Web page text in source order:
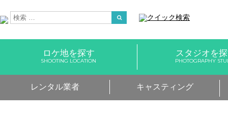
クイック検索
ロケ地を探す
SHOOTING LOCATION
スタジオを
PHOTOGRAPHY
レンタル業者 キャスティング